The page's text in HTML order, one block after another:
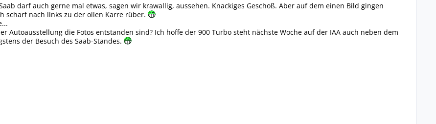
darf auch gerne mal etwas, sagen wir krawallig, aussehen. Knackiges Geschoß. Aber auf dem einen Bild gingen
scharf nach links zu der ollen Karre rüber.
Autoausstellung die Fotos entstanden sind? Ich hoffe der 900 Turbo steht nächste Woche auf der IAA auch neben dem
der Besuch des Saab-Standes.